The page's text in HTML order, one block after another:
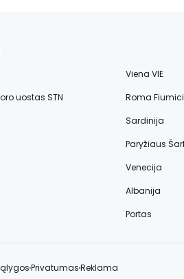
Viena VIE
uostas STN
Roma
Sardinija
Paryžiaus
Venecija
Albanija
Portas
PrivatumasReklama